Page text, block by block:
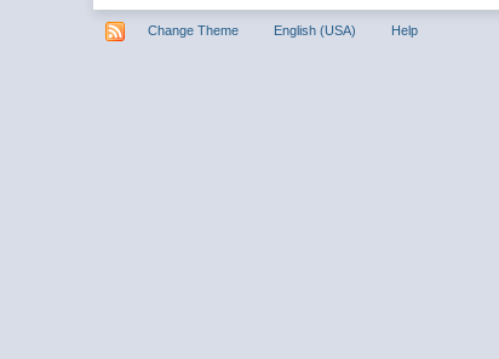
Change Theme English (USA) Help